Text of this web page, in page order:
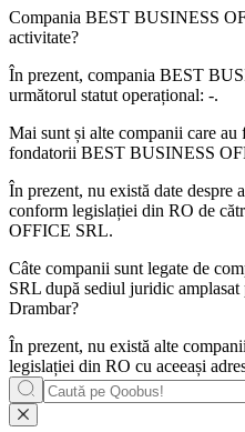
Compania BEST BUSINESS
activitate?
În prezent, compania BEST
următorul statut operațional: -.
Mai sunt și alte companii care
fondatorii BEST BUSINESS
În prezent, nu există date despre
conform legislației din RO de
OFFICE SRL.
Câte companii sunt legate de
SRL după sediul juridic
Drambar?
În prezent, nu există alte
legislației din RO cu aceeași